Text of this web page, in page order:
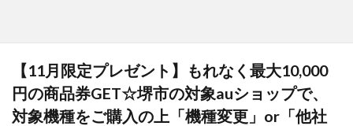
【11月限定プレゼント】もれなく最大10,000
円の商品券GET☆堺市の対象auショップで、
対象機種をご購入の上「機種変更」or「他社